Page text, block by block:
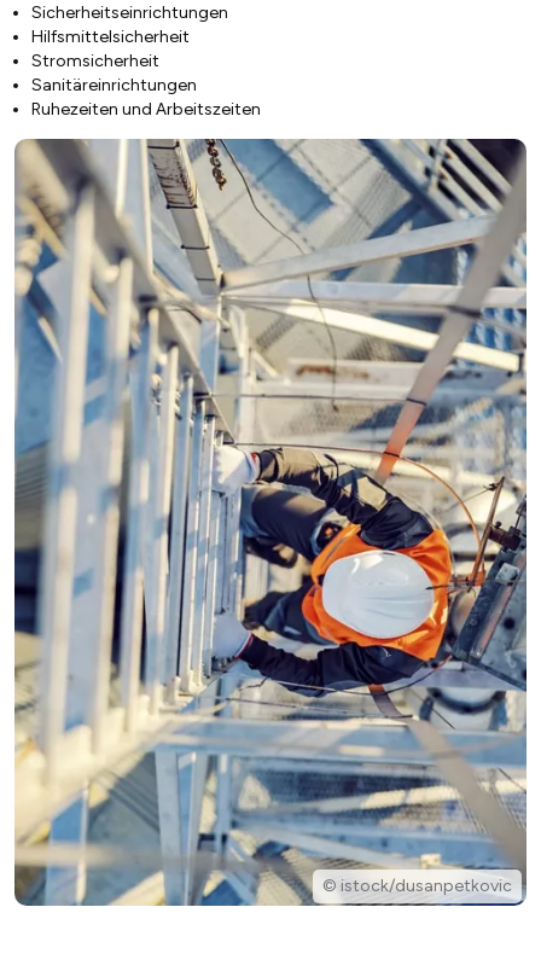
Sicherheitseinrichtungen
Hilfsmittelsicherheit
Stromsicherheit
Sanitäreinrichtungen
Ruhezeiten und Arbeitszeiten
© istock/dusanpetkovic